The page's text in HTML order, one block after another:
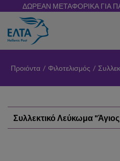
ΔΩΡΕΑΝ ΜΕΤΑΦΟΡΙΚΑ ΓΙΑ
Προιόντα / Φιλοτελισμός /
Συλλεκτικό Λεύκωμα